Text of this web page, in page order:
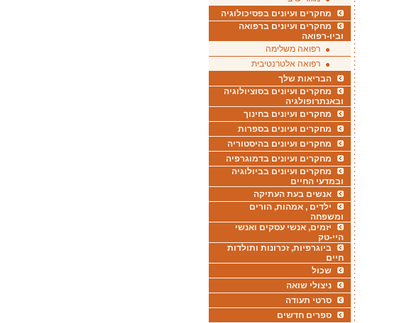
מחקרים ועיונים בפסיכולוגיה
מחקרים ועיונים ברפואה
וביו-רפואה
רפואה משלימה
רפואה אלטרנטיבית
הבריאות שלך
מחקרים ועיונים בסוציולוגיה
ובאנתרופולגיה
מחקרים ועיונים בחינוך
מחקרים ועיונים בספרות
מחקרים ועיונים בהיסטוריה
מחקרים ועיונים בדמוגרפיה
מחקרים ועיונים בביולוגיה
ובמדעי החיים
אנשים בעת העתיקה
ילדים , אמהות, הורים
ומשפחה
יזמים, אנשי עסקים ואנשי
היי-טק
ביוגרפיות, זכרונות ותולדות
חיים
שכול
ניצולי שואה
סרטי תעודה
ספרים חדשים